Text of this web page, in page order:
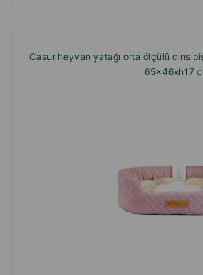
Casur heyvan yatağı orta ölçülü cins
65x46xh17